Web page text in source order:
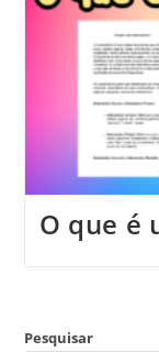
O que é
Pesquisar